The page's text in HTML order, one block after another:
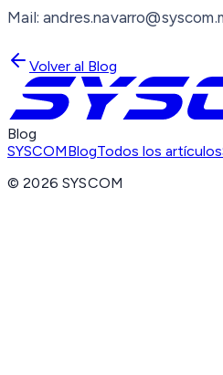
Mail:
Volver al Blog
Blog
SYSCOMBlogTodos los artículos
©2026 SYSCOM